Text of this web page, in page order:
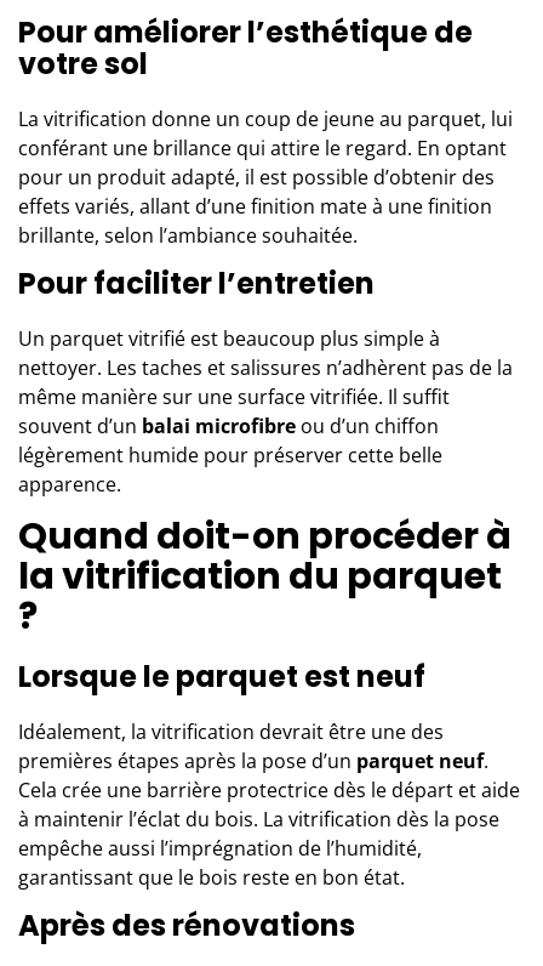
Pour améliorer l’esthétique de
votre sol
La vitrification donne un coup de jeune au parquet, lui
conférant une brillance qui attire le regard. En optant
pour un produit adapté, il est possible d’obtenir des
effets variés, allant d’une finition mate à une finition
brillante, selon l’ambiance souhaitée.
Pour faciliter l’entretien
Un parquet vitrifié est beaucoup plus simple à
nettoyer. Les taches et salissures n’adhèrent pas de la
même manière sur une surface vitrifiée. Il suffit
souvent d’un balai microfibre ou d’un chiffon
légèrement humide pour préserver cette belle
apparence.
Quand doit-on procéder à
la vitrification du parquet
?
Lorsque le parquet est neuf
Idéalement, la vitrification devrait être une des
premières étapes après la pose d’un parquet neuf.
Cela crée une barrière protectrice dès le départ et aide
à maintenir l’éclat du bois. La vitrification dès la pose
empêche aussi l’imprégnation de l’humidité,
garantissant que le bois reste en bon état.
Après des rénovations